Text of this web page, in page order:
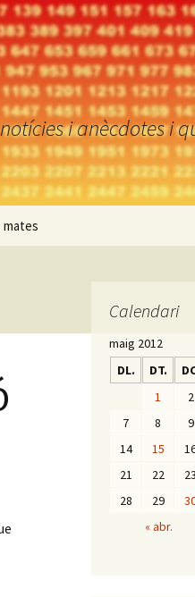
i anècdotes i
mates
Calendari
maig 2012
DL.
DT.
« abr.
1 2
7
8 9
14
15
21
22 23
28
29